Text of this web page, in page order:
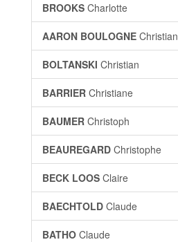
BROOKS Charlotte
AARON BOULOGNE Christian
BOLTANSKI Christian
BARRIER Christiane
BAUMER Christoph
BEAUREGARD Christophe
BECK LOOS Claire
BAECHTOLD Claude
BATHO Claude